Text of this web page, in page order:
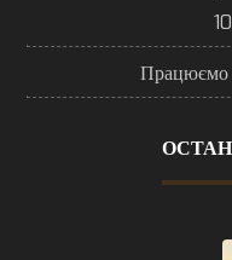
Працюємо